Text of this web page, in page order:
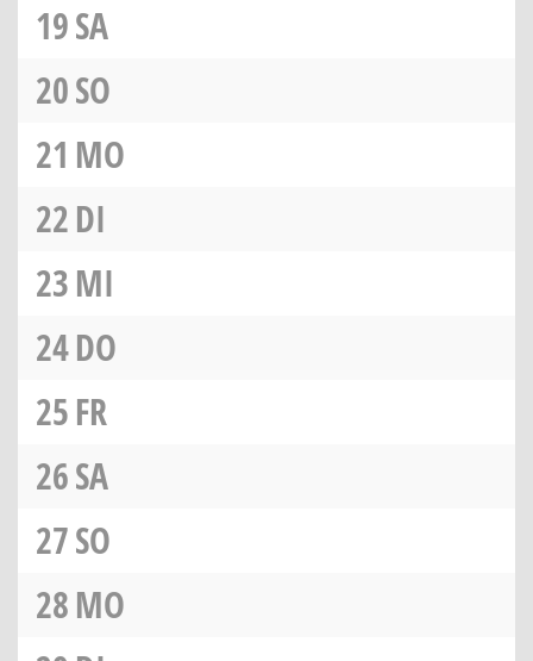
19SA
20SO
21 MO
22DI
23MI
24DO
25FR
26SA
27SO
28MO